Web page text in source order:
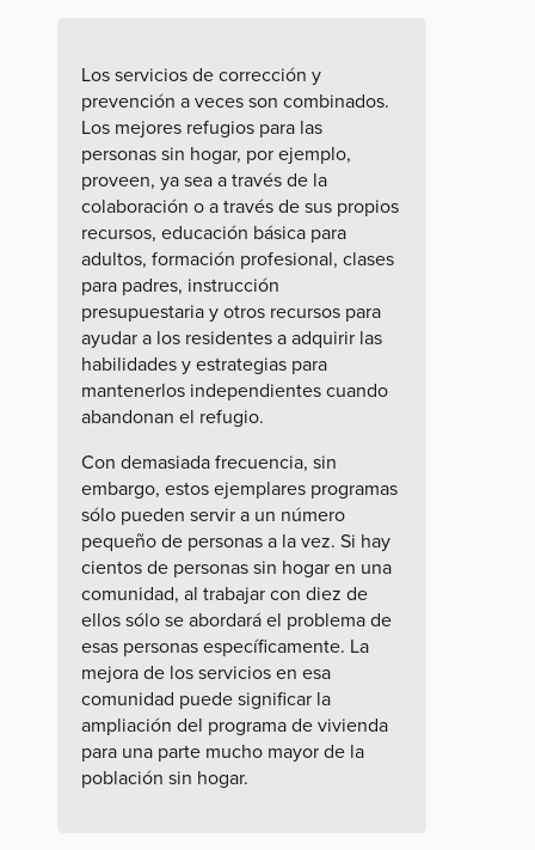
Los servicios de corrección y
prevención a veces son combinados.
Los mejores refugios para las
personas sin hogar, por ejemplo,
proveen, ya sea a través de la
colaboración o a través de sus propios
recursos, educación básica para
adultos, formación profesional, clases
para padres, instrucción
presupuestaria y otros recursos para
ayudar a los residentes a adquirir las
habilidades y estrategias para
mantenerlos independientes cuando
abandonan el refugio.
Con demasiada frecuencia, sin
embargo, estos ejemplares programas
sólo pueden servir a un número
pequeño de personas a la vez. Si hay
cientos de personas sin hogar en una
comunidad, al trabajar con diez de
ellos sólo se abordará el problema de
esas personas específicamente. La
mejora de los servicios en esa
comunidad puede significar la
ampliación del programa de vivienda
para una parte mucho mayor de la
población sin hogar.